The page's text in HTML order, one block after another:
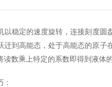
以稳定的速度旋转，连接刻度圆
迁到高能态，处于高能态的原
数乘上特定的系数即得到液体
：